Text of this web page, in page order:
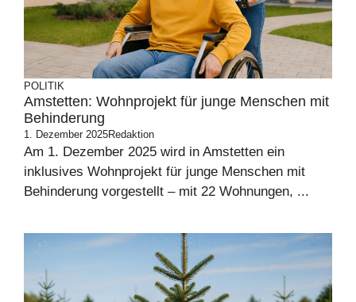
POLITIK
Amstetten: Wohnprojekt für junge Menschen mit
Behinderung
1. Dezember 2025Redaktion
Am 1. Dezember 2025 wird in Amstetten ein
inklusives Wohnprojekt für junge Menschen mit
Behinderung vorgestellt – mit 22 Wohnungen, ...